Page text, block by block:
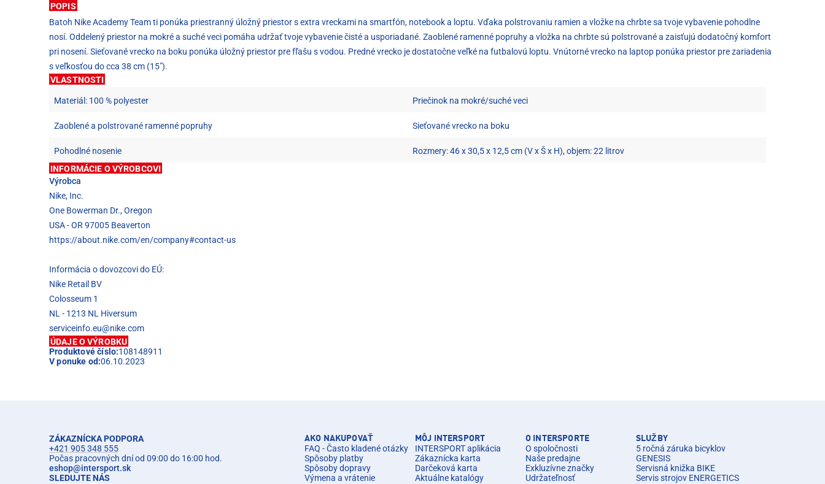
POPIS
Batoh Nike Academy Team ti ponúka priestranný úložný priestor s extra vreckami na smartfón, notebook a loptu. Vďaka polstrovaniu ramien a vložke na chrbte sa tvoje vybavenie pohodlne
nosí. Oddelený priestor na mokré a suché veci pomáha udržať tvoje vybavenie čisté a usporiadané. Zaoblené ramenné popruhy a vložka na chrbte sú polstrované a zaisťujú dodatočný komfort
pri nosení. Sieťované vrecko na boku ponúka úložný priestor pre fľašu s vodou. Predné vrecko je dostatočne veľké na futbalovú loptu. Vnútorné vrecko na laptop ponúka priestor pre zariadenia
s veľkosťou do cca 38 cm (15").
VLASTNOSTI
Materiál: 100 % polyester Priečinok na mokré/suché veci
Zaoblené a polstrované ramenné popruhy Sieťované vrecko na boku
Pohodlné nosenie
Rozmery: 46 x 30,5 x 12,5 cm (V x Š x H), objem: 22 litrov
INFORMÁCIE O VÝROBCOVI
Výrobca
Nike, Inc.
One Bowerman Dr., Oregon
USA - OR 97005 Beaverton
https://about.nike.com/en/company#contact-us
Informácia o dovozcovi do EÚ:
Nike Retail BV
Colosseum 1
NL - 1213 NL Hiversum
serviceinfo.eu@nike.com
ÚDAJE O VÝROBKU
Produktové číslo:108148911
V ponuke od:06.10.2023
ZÁKAZNÍCKA PODPORA
+421 905 348 555
Počas pracovných dní od 09:00 do 16:00 hod.
eshop@intersport.sk
SLEDUJTE NÁS
AKO NAKUPOVAŤ
FAQ - Často kladené otázky
Spôsoby platby
Spôsoby dopravy
Výmena a vrátenie
MÔJ INTERSPORT
INTERSPORT aplikácia
Zákaznícka karta
Darčeková karta
Aktuálne katalógy
O INTERSPORTE
O spoločnosti
Naše predajne
Exkluzívne značky
Udržateľnosť
SLUŽBY
5 ročná záruka bicyklov
GENESIS
Servisná knižka BIKE
Servis strojov ENERGETICS